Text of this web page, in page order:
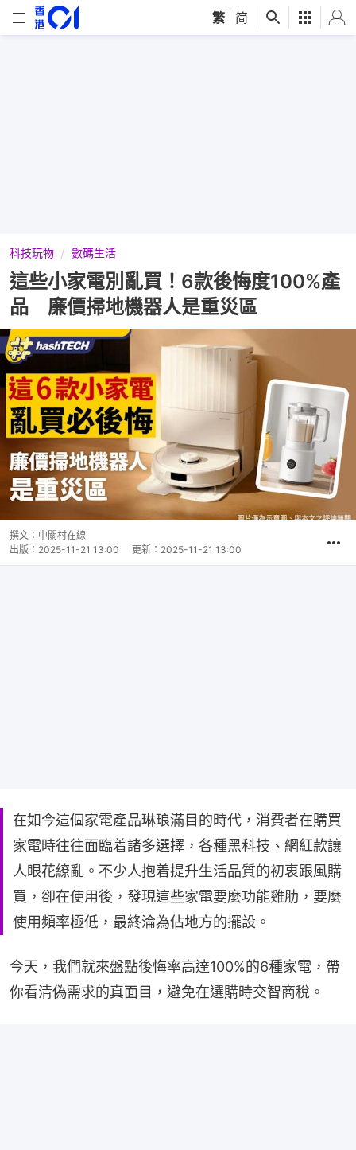
繁 简
科技玩物 數碼生活
這些小家電別亂買！6款後悔度100%產
品 廉價掃地機器人是重災區
撰文： 中關村在線
出版： 2025-11-21 13:00 更新： 2025-11-21 13:00
在如今這個家電產品琳琅滿目的時代，消費者在購買
家電時往往面臨着諸多選擇，各種黑科技、網紅款讓
人眼花繚亂。不少人抱着提升生活品質的初衷跟風購
買，卻在使用後，發現這些家電要麼功能雞肋，要麼
使用頻率極低，最終淪為佔地方的擺設。
今天，我們就來盤點後悔率高達100%的6種家電，帶
你看清偽需求的真面目，避免在選購時交智商稅。